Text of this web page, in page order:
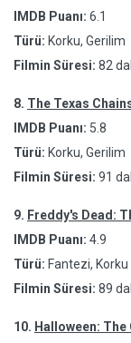
IMDB Puanı: 6.1
Türü: Korku, Gerilim
Filmin Süresi: 82
8. The Texas
IMDB Puanı: 5.8
Türü: Korku, Gerilim
Filmin Süresi: 91
9. Freddy's Dead:
IMDB Puanı: 4.9
Türü: Fantezi, Korku
Filmin Süresi: 89
10. Halloween: